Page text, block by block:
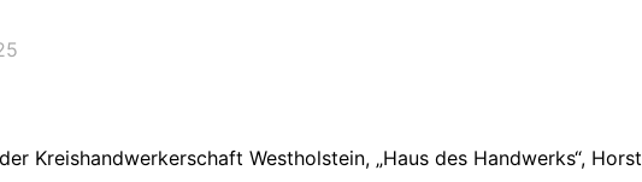
Kreishandwerkerschaft Westholstein, „Haus des Handwerks“, Horst